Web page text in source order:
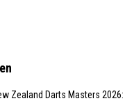
Zealand Darts Masters